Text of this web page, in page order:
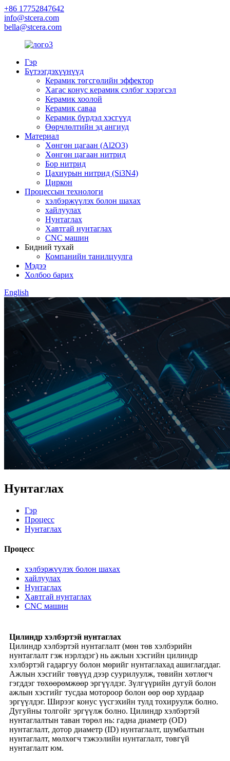
+86 17752847642
info@stcera.com
bella@stcera.com
Гэр
Бүтээгдэхүүнүүд
Керамик төгсгөлийн эффектор
Хагас конус керамик сэлбэг хэрэгсэл
Керамик хоолой
Керамик саваа
Керамик бүрдэл хэсгүүд
Өөрчлөлтийн эд ангиуд
Материал
Хөнгөн цагаан (Al2O3)
Хөнгөн цагаан нитрид
Бор нитрид
Цахиурын нитрид (Si3N4)
Циркон
Процессын технологи
хэлбэржүүлэх болон шахах
хайлуулах
Нунтаглах
Хавтгай нунтаглах
CNC машин
Бидний тухай
Компанийн танилцуулга
Мэдээ
Холбоо барих
English
Нунтаглах
Гэр
Процесс
Нунтаглах
Процесс
хэлбэржүүлэх болон шахах
хайлуулах
Нунтаглах
Хавтгай нунтаглах
CNC машин
Цилиндр хэлбэртэй нунтаглах
Цилиндр хэлбэртэй нунтаглалт (мөн төв хэлбэрийн
нунтаглалт гэж нэрлэдэг) нь ажлын хэсгийн цилиндр
хэлбэртэй гадаргуу болон мөрийг нунтаглахад ашиглагддаг.
Ажлын хэсгийг төвүүд дээр суурилуулж, төвийн хөтлөгч
гэгддэг төхөөрөмжөөр эргүүлдэг. Зүлгүүрийн дугуй болон
ажлын хэсгийг тусдаа мотороор болон өөр өөр хурдаар
эргүүлдэг. Ширээг конус үүсгэхийн тулд тохируулж болно.
Дугуйны толгойг эргүүлж болно. Цилиндр хэлбэртэй
нунтаглалтын таван төрөл нь: гадна диаметр (OD)
нунтаглалт, дотор диаметр (ID) нунтаглалт, шумбалтын
нунтаглалт, мөлхөгч тэжээлийн нунтаглалт, төвгүй
нунтаглалт юм.